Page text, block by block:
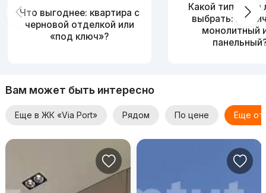
Что выгоднее: квартира с
черновой отделкой или
«под ключ»?
Какой тип дома
выбрать:
монолитный
Вам может быть интересно
Еще в ЖК «Via Port» Рядом По цене Еще от